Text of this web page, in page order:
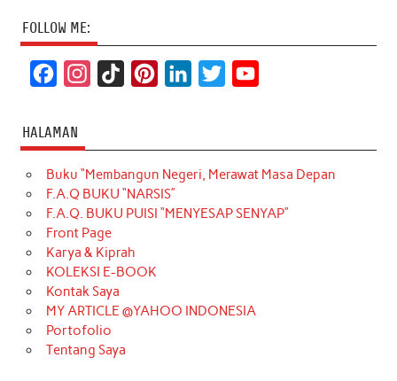
FOLLOW ME:
c
e
b
o
o
k
t
a
g
r
a
m
T
o
k
t
e
r
k
e
d
t
t
e
T
u
b
HALAMAN
Buku “Membangun Negeri, Merawat Masa Depan
F.A.Q BUKU “NARSIS”
F.A.Q. BUKU PUISI “MENYESAP SENYAP”
Front Page
Karya & Kiprah
KOLEKSI E-BOOK
Kontak Saya
MY ARTICLE @YAHOO INDONESIA
Portofolio
Tentang Saya